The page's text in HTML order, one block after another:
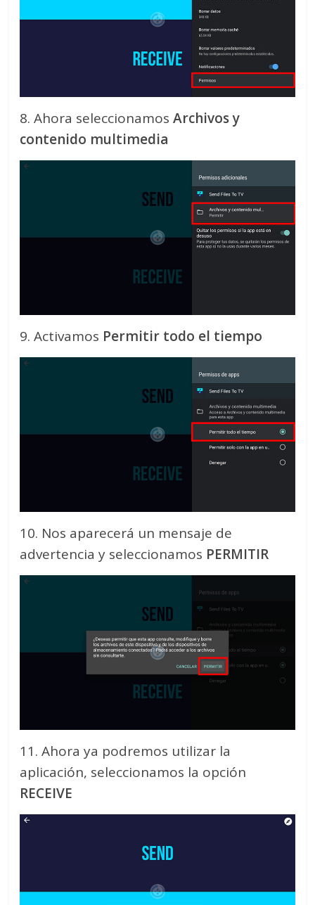
8. Ahora seleccionamosArchivos y
contenido multimedia
9. Activamos Permitir todo el tiempo
10. Nos aparecerá un mensaje de
advertencia y seleccionamos PERMITIR
11. Ahora ya podremos utilizar la
aplicación, seleccionamos la opción
RECEIVE